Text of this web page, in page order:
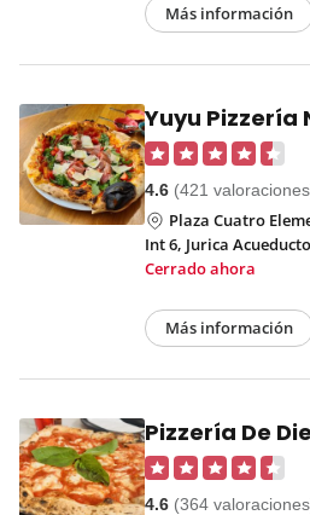
Más información
Yuyu Pizzería
4.6 (421
Plaza Cuatro
Int 6, Jurica
Cerrado ahora
Más información
Pizzería De
4.6 (364